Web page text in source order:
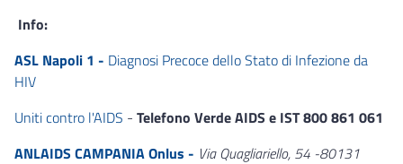
Info:
ASL Napoli 1 - Diagnosi Precoce dello Stato di Infezione da
HIV
Uniti contro l'AIDS - Telefono Verde AIDS e IST 800 861 061
ANLAIDS CAMPANIA Onlus - Via Quagliariello, 54 -80131